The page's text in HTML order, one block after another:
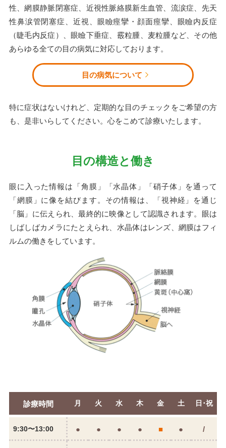
性、網膜静脈閉塞症、近視性脈絡膜新生血管、流涙症、先天
性鼻涙管閉塞症、近視、眼瞼痙攣・顔面痙攣、眼瞼内反症
（睫毛内反症）、眼瞼下垂症、霰粒腫、麦粒腫など、その他
あらゆる全ての目の病気に対応しております。
目の病気について
特に症状はないけれど、定期的な目のチェックをご希望の方
も、是非いらしてください。心をこめて診療いたします。
目の構造と働き
眼に入った情報は「角膜」「水晶体」「硝子体」を通って
「網膜」に像を結びます。その情報は、「視神経」を通じ
「脳」に伝えられ、最終的に映像として認識されます。眼は
しばしばカメラにたとえられ、水晶体はレンズ、網膜はフィ
ルムの働きをしています。
診療時間 月 火 水 木 金 土 日･祝
9:30〜13:00 ● ● ● ● ■ ● /